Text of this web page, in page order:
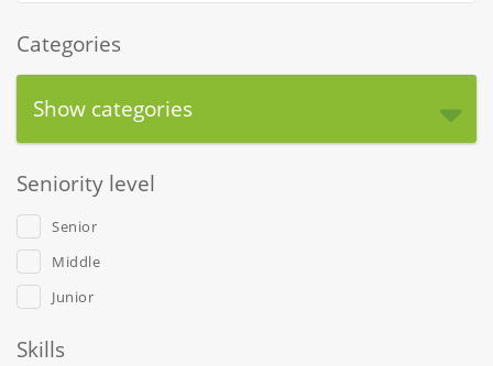
Categories
Show categories
Seniority level
Senior
Middle
Junior
Skills